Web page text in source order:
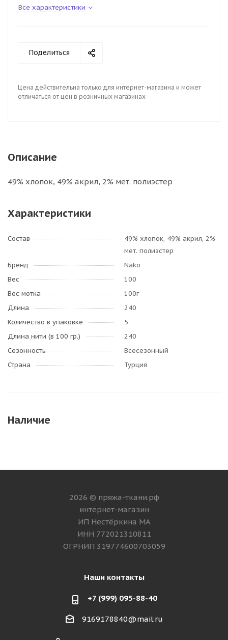
Все характеристики
Поделиться
Цена действительна только для интернет-магазина и может
отличаться от цен в розничных магазинах
Описание
49% хлопок, 49% акрил, 2% мет. полиэстер
Характеристики
Состав
49% хлопок, 49% акрил, 2%
мет. полиэстер
Бренд
Nako
Вес
100
Вес мотка
100г
Длина
240
Количество в упаковке
5
Длина нити (в 100 гр.)
240
Сезонность
Всесезонный
Страна
Турция
Наличие
2026 © пряжа-ткани.рф
интернет-магазин
ИП Нестёркина МА
ИНН 772021310811
ОГРНИП 319774600703059
Наши контакты
+7 (999) 095-88-40
9169178840@mail.ru